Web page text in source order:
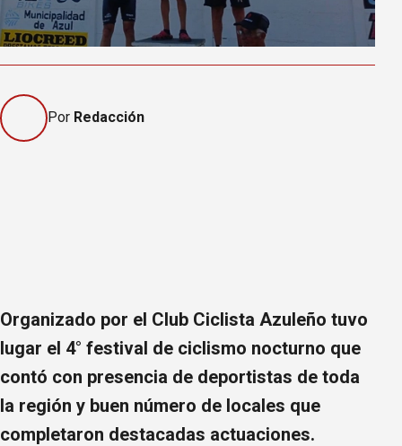
Por Redacción
Organizado por el Club Ciclista Azuleño tuvo
lugar el 4° festival de ciclismo nocturno que
contó con presencia de deportistas de toda
la región y buen número de locales que
completaron destacadas actuaciones.